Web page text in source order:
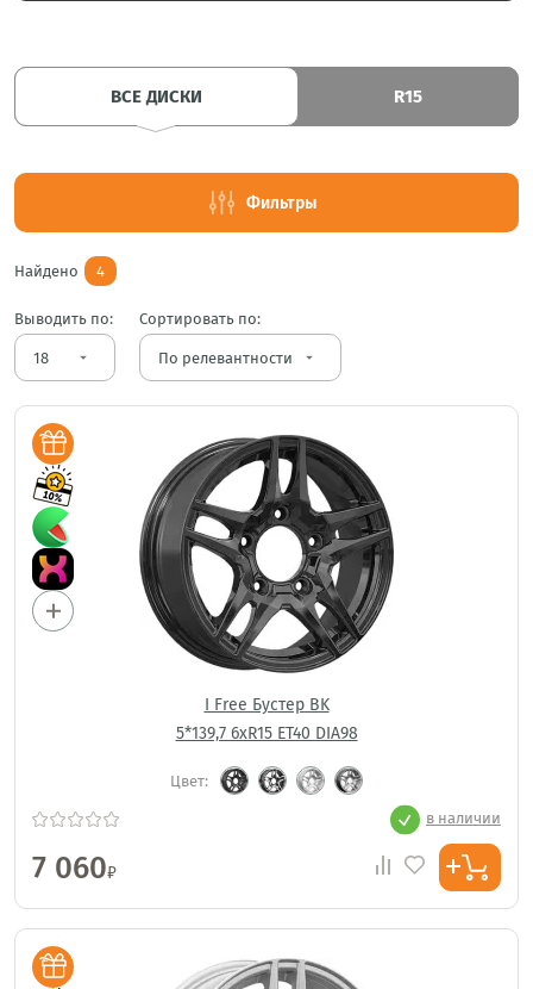
ВСЕ ДИСКИ R15
Фильтры
Найдено 4
Выводить по:
arrow_drop_down
Сортировать по:
arrow_drop_down
I Free Бустер BK
5*139,7 6xR15 ET40 DIA98
Цвет:
в наличии
7 060₽